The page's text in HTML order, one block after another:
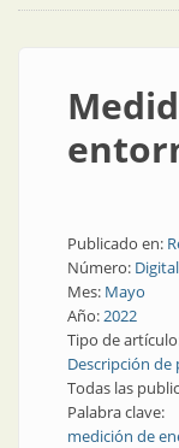
Publicado en:
Número: Digital
Mes: Mayo
Año:2022
Tipo de
Descripción
Todas las
Palabra clave:
medición de